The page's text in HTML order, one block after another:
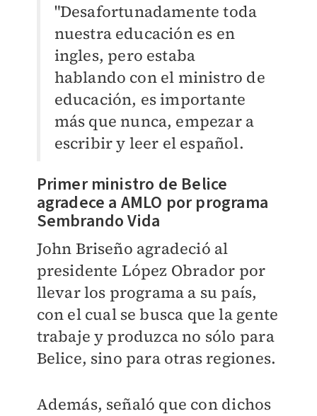
"Desafortunadamente toda
nuestra educación es en
ingles, pero estaba
hablando con el ministro de
educación, es importante
más que nunca, empezar a
escribir y leer el español.
Primer ministro de Belice
agradece a AMLO por programa
Sembrando Vida
John Briseño agradeció al
presidente López Obrador por
llevar los programa a su país,
con el cual se busca que la gente
trabaje y produzca no sólo para
Belice, sino para otras regiones.
Además, señaló que con dichos